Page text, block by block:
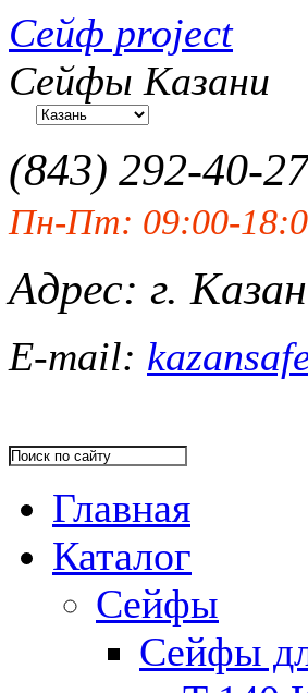
Сейф project
Сейфы Казани
(843) 292-40-27
Пн-Пт: 09:00-
Адрес: г.
E-mail:
Главная
Каталог
Сейфы
Сейфы